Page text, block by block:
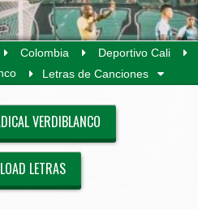
Colombia
Deportivo Cali
Letras de Canciones
VERDIBLANCO
LETRAS